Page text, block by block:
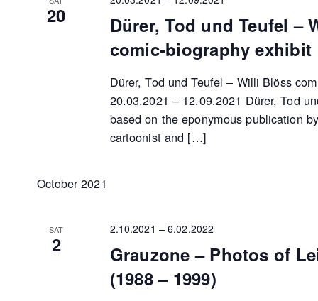
20
Dürer, Tod und Teufel –
comic-biography exhibit
Dürer, Tod und Teufel – Willi Blöss
20.03.2021 – 12.09.2021 Dürer, Tod
based on the eponymous publication
cartoonist and […]
October 2021
SAT
2
Grauzone – Photos of
(1988 – 1999)
2.10.2021 –6.02.2022